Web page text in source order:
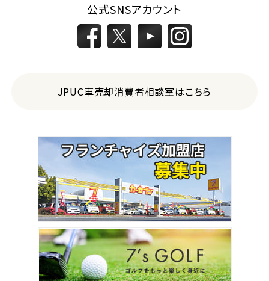
公式SNSアカウント
JPUC車売却消費者相談室はこちら